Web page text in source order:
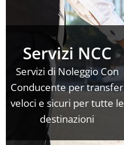
Servizi NCC
Servizi di Noleggio Con
Conducente per transfer
veloci e sicuri per tutte le
destinazioni